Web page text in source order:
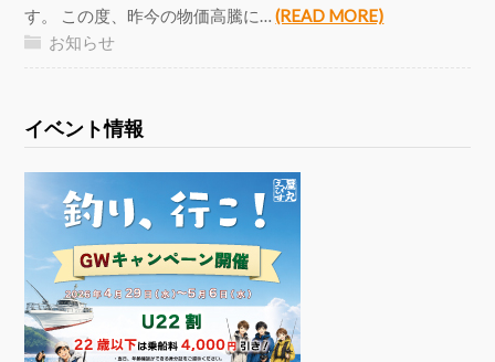
す。 この度、昨今の物価高騰に…(READ MORE)
お知らせ
イベント情報